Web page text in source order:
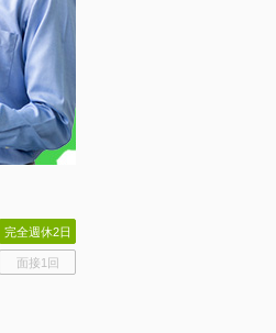
完全週休2日
面接1回